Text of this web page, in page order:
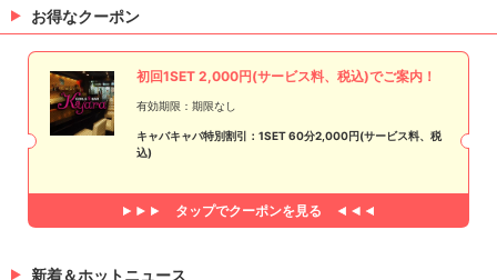
お得なクーポン
初回1SET 2,000円(サービス料、税込)でご案内！
有効期限：期限なし
キャバキャバ特別割引：1SET 60分2,000円(サービス料、税
込)
タップでクーポンを見る
新着＆ホットニュース